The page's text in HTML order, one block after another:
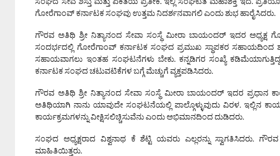
ಗೋರೆಗಾಂವ್ ಕರ್ನಾಟಕ ಸಂಘವು ಉತ್ತಮ ನಿದರ್ಶನವಾಗಲಿ ಎಂದು ಶುಭ ಹಾರೈಸಿದರು.
ಗೌರವ ಅತಿಥಿ ಶ್ರೀ ನಿತ್ಯಾನಂದ ಸೇವಾ ಸಂಸ್ಥೆ ಮೀರಾ ಬಾಯಂದರ್ ಇದರ ಅಧ್ಯಕ್ಷ
ಸಂದರ್ಭದಲ್ಲಿ ಗೋರೆಗಾಂವ್ ಕರ್ನಾಟಕ ಸಂಘದ ಪ್ರಮುಖ ಸ್ಥಾಪಕರ ಸಹಾಯದಿಂದ
ಸಹಾಯವಾಗಲು ಇಂತಹ ಸಂಘಟನೆಗಳು ಬೇಕು. ಕನ್ನಡಿಗರ ಸಂಖ್ಯೆ
ಕರ್ನಾಟಕ ಸಂಘದ ಚಟುವಟಿಕೆಗಳ ಬಗ್ಗೆ ಮೆಚ್ಚುಗೆ ವ್ಯಕ್ತಪಡಿಸಿದರು.
ಗೌರವ ಅತಿಥಿ ಶ್ರೀ ನಿತ್ಯಾನಂದ ಸೇವಾ ಸಂಸ್ಥೆ ಮೀರಾ ಬಾಯಂದರ್ ಇದರ ಪ್ರಧಾನ
ಅತಿಥಿಯಾಗಿ ನಾನು ಯಾವುದೇ ಸಂಘಟನೆಯಲ್ಲಿ ಪಾಲ್ಗೊಳ್ಳುವುದು ವಿರಳ. ಇಲ್ಲಿನ
ಕಾರ್ಯಕ್ರಮಗಳನ್ನು ವೀಕ್ಷಿಸಲಿಚ್ಚಿಸುವೆನು ಎಂದು ಅಭಿಮಾನದಿಂದ ದುಡಿದರು.
ಸಂಘದ ಅಧ್ಯಕ್ಷರಾದ ವಿಶ್ವನಾಥ ಕೆ ಶೆಟ್ಟಿ ಯವರು ಎಲ್ಲರನ್ನು ಸ್ವಾಗತಿಸಿದರು.
ಮಾಹಿತಿಯಿತ್ತರು.